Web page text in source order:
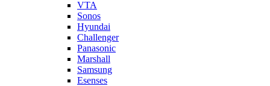
VTA
Sonos
Hyundai
Challenger
Panasonic
Marshall
Samsung
Esenses